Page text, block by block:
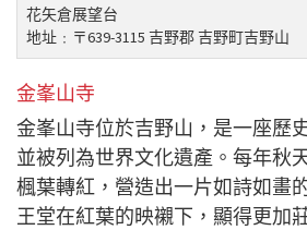
花矢倉展望台
地址﹕〒639-3115 吉野郡 吉野町吉野山
金峯山寺
金峯山寺位於吉野山，是一座歷
並被列為世界文化遺產。每年秋
楓葉轉紅，營造出一片如詩如畫
王堂在紅葉的映襯下，顯得更加